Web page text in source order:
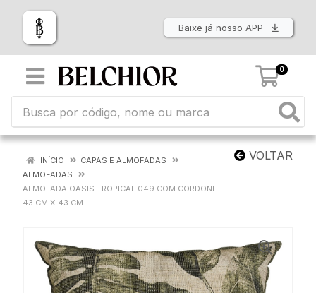
Baixe já nosso APP
0
VOLTAR
INÍCIO
CAPAS E ALMOFADAS
ALMOFADAS
ALMOFADA OASIS TROPICAL 049 COM CORDONE
43 CM X 43 CM